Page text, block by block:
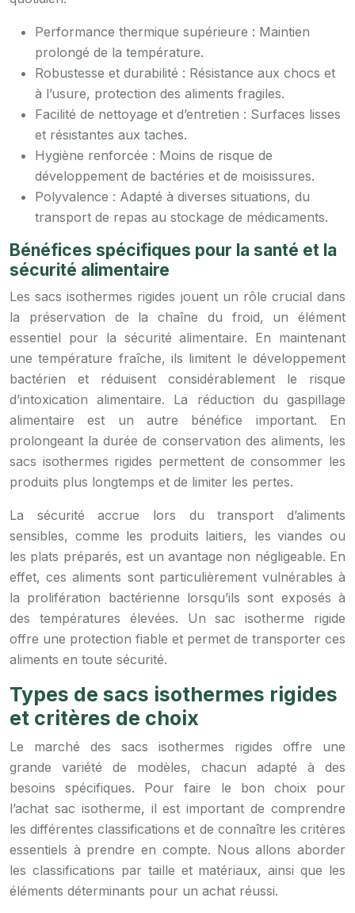
Performance thermique supérieure : Maintien
prolongé de la température.
Robustesse et durabilité : Résistance aux chocs et
à l’usure, protection des aliments fragiles.
Facilité de nettoyage et d’entretien : Surfaces lisses
et résistantes aux taches.
Hygiène renforcée : Moins de risque de
développement de bactéries et de moisissures.
Polyvalence : Adapté à diverses situations, du
transport de repas au stockage de médicaments.
Bénéfices spécifiques pour la santé et la
sécurité alimentaire
Les sacs isothermes rigides jouent un rôle crucial dans
la préservation de la chaîne du froid, un élément
essentiel pour la sécurité alimentaire. En maintenant
une température fraîche, ils limitent le développement
bactérien et réduisent considérablement le risque
d’intoxication alimentaire. La réduction du gaspillage
alimentaire est un autre bénéfice important. En
prolongeant la durée de conservation des aliments, les
sacs isothermes rigides permettent de consommer les
produits plus longtemps et de limiter les pertes.
La sécurité accrue lors du transport d’aliments
sensibles, comme les produits laitiers, les viandes ou
les plats préparés, est un avantage non négligeable. En
effet, ces aliments sont particulièrement vulnérables à
la prolifération bactérienne lorsqu’ils sont exposés à
des températures élevées. Un sac isotherme rigide
offre une protection fiable et permet de transporter ces
aliments en toute sécurité.
Types de sacs isothermes rigides
et critères de choix
Le marché des sacs isothermes rigides offre une
grande variété de modèles, chacun adapté à des
besoins spécifiques. Pour faire le bon choix pour
l’achat sac isotherme, il est important de comprendre
les différentes classifications et de connaître les critères
essentiels à prendre en compte. Nous allons aborder
les classifications par taille et matériaux, ainsi que les
éléments déterminants pour un achat réussi.